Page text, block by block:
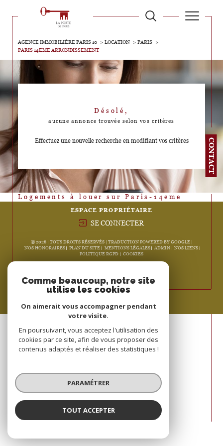
CONTACT
AGENCE IMMOBILIÈRE PARIS 10 LOCATION
PARIS
PARIS 14EME ARRONDISSEMENT
Désolé,
aucune annonce trouvée selon vos critères
Effectuez une nouvelle recherche en modifiant vos critères
Logements à louer sur Paris-14eme
ESPACE PROPRIÉTAIRE
SE CONNECTER
© 2026 | TOUS DROITS RÉSERVÉS | TRADUCTION POWERED BY GOOGLE |
NOS HONORAIRES
PLAN DU SITE MENTIONS LÉGALES ADMIN
NOS LIENS
POLITIQUE RGPD
COOKIES
Comme beaucoup, notre site
utilise les cookies
On aimerait vous accompagner pendant
votre visite.
En poursuivant, vous acceptez l'utilisation des
cookies par ce site, afin de vous proposer des
contenus adaptés et réaliser des statistiques !
PARAMÉTRER
TOUT ACCEPTER